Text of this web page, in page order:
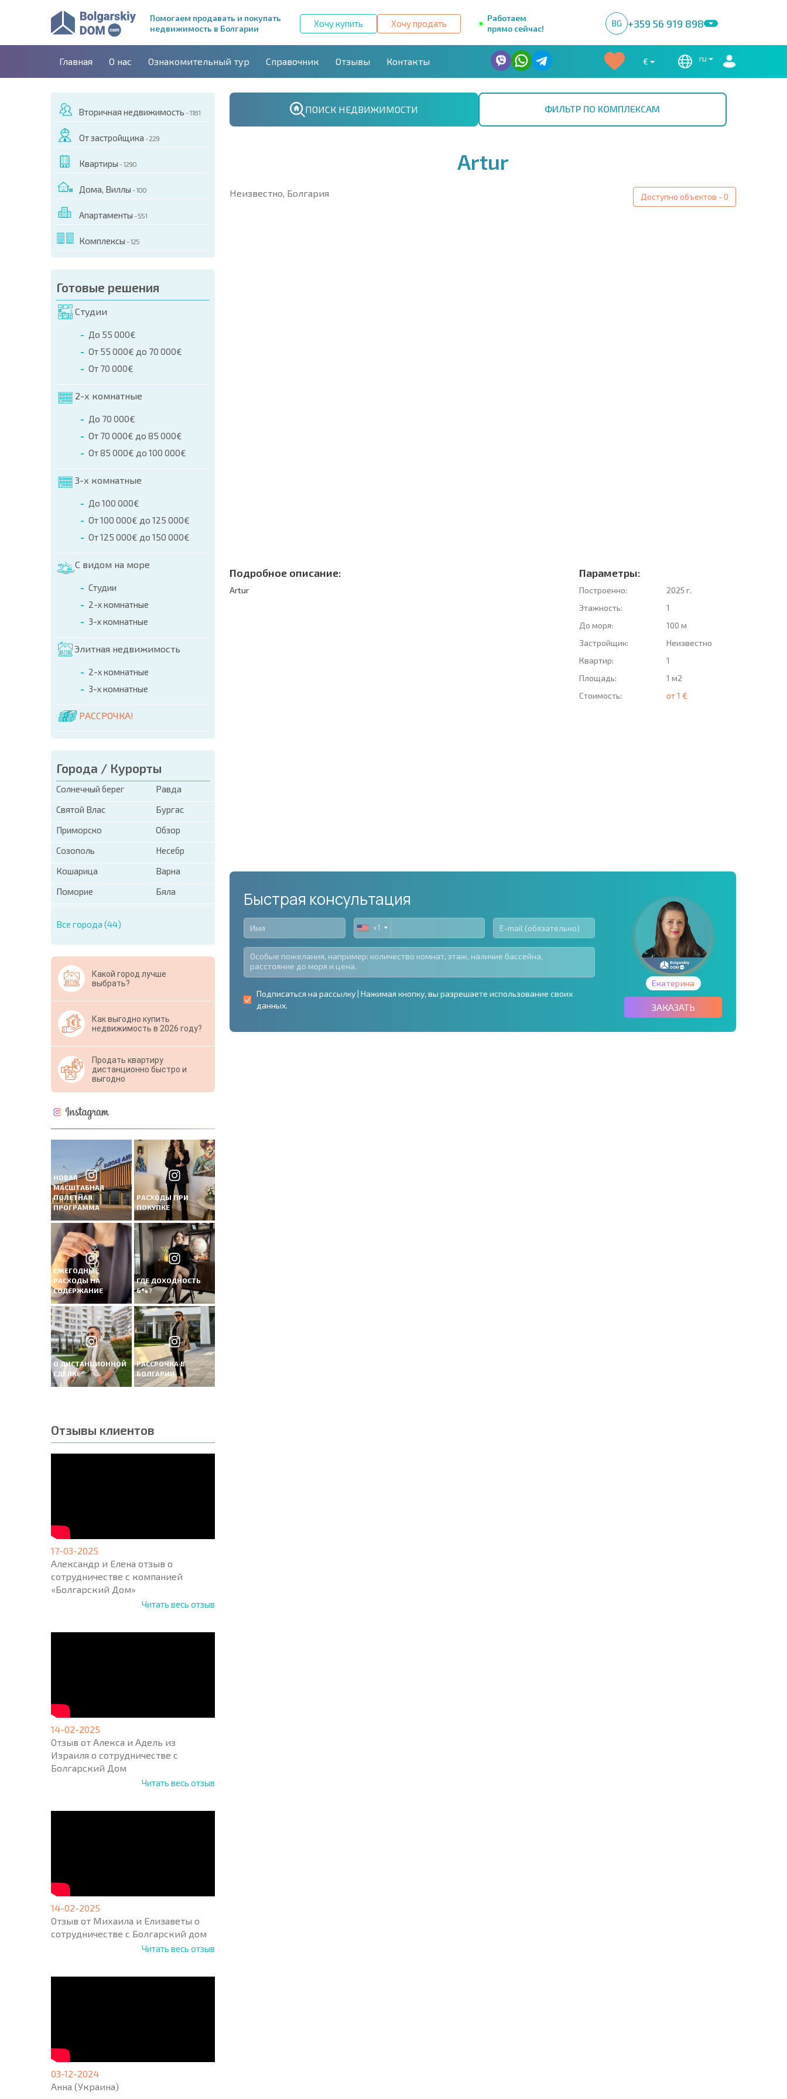
Помогаем продавать и покупать
недвижимость в Болгарии
Хочу купить Хочу продать
Работаем
прямо сейчас!
BG +359 56 919 898
Главная О нас Ознакомительный тур Справочник Отзывы Контакты € ru
Вторичная недвижимость - 1181
От застройщика - 229
Квартиры - 1290
Дома, Виллы - 100
Апартаменты - 551
Комплексы - 125
Готовые решения
Студии
До 55 000€
От 55 000€ до 70 000€
От 70 000€
2-х комнатные
До 70 000€
От 70 000€ до 85 000€
От 85 000€ до 100 000€
3-х комнатные
До 100 000€
От 100 000€ до 125 000€
От 125 000€ до 150 000€
С видом на море
Студии
2-х комнатные
3-х комнатные
Элитная недвижимость
2-х комнатные
3-х комнатные
РАССРОЧКА!
Города / Курорты
Солнечный берег
Равда
Святой Влас
Бургас
Приморско
Обзор
Созополь
Несебр
Кошарица
Варна
Поморие
Бяла
Все города (44)
Какой город лучше
выбрать?
Как выгодно купить
недвижимость в 2026 году?
Продать квартиру
дистанционно быстро и
выгодно
НОВАЯ
МАСШТАБНАЯ
ПОЛЕТНАЯ
ПРОГРАММА
РАСХОДЫ ПРИ
ПОКУПКЕ
ЕЖЕГОДНЫЕ
РАСХОДЫ НА
СОДЕРЖАНИЕ
ГДЕ ДОХОДНОСТЬ
6%?
О ДИСТАНЦИОННОЙ
СДЕЛКЕ
РАССРОЧКА В
БОЛГАРИИ
Отзывы клиентов
17-03-2025
Александр и Елена отзыв о
сотрудничестве с компанией
«Болгарский Дом»
Читать весь отзыв
14-02-2025
Отзыв от Алекса и Адель из
Израиля о сотрудничестве с
Болгарский Дом
Читать весь отзыв
14-02-2025
Отзыв от Михаила и Елизаветы о
сотрудничестве с Болгарский дом
Читать весь отзыв
03-12-2024
Анна (Украина)
ПОИСК НЕДВИЖИМОСТИ ФИЛЬТР ПО КОМПЛЕКСАМ
Artur
Доступно объектов - 0
Неизвестно, Болгария
Подробное описание:
Artur
Параметры:
Построенно:
2025 г.
Этажность:
1
До моря:
100 м
Застройщик:
Неизвестно
Квартир:
1
Площадь:
1 м2
Стоимость:
от 1 €
Быстрая консультация
United
+1
+1
Подписаться на рассылку | Нажимая кнопку, вы разрешаете использование своих
данных.
Екатерина
ЗАКАЗАТЬ